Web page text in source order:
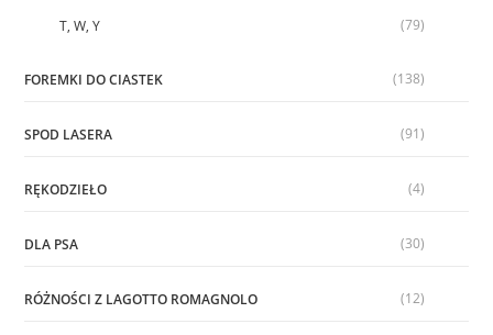
T, W, Y (79)
FOREMKI DO CIASTEK (138)
SPOD LASERA (91)
RĘKODZIEŁO (4)
DLA PSA (30)
RÓŻNOŚCI Z LAGOTTO ROMAGNOLO (12)